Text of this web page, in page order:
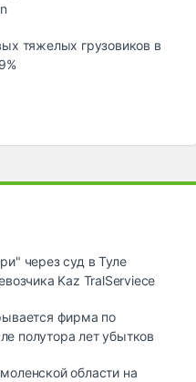
тяжелых грузовиков в
через суд в Туле
Kaz TralServiece
фирма по
полутора лет убытков
области на